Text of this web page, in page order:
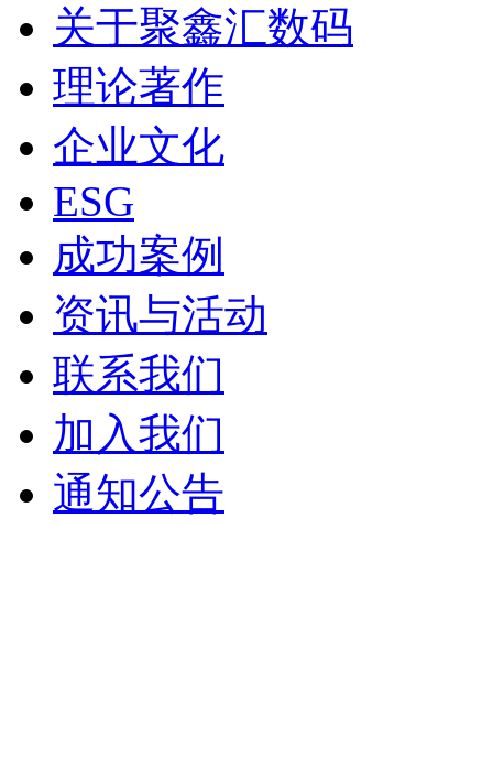
关于聚鑫汇数码
理论著作
企业文化
ESG
成功案例
资讯与活动
联系我们
加入我们
通知公告